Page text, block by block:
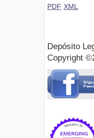
PDF XML
Depósito
Copyright